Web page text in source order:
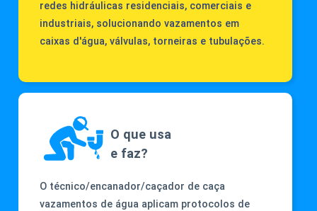
redes hidráulicas residenciais, comerciais e
industriais, solucionando vazamentos em
caixas d'água, válvulas, torneiras e tubulações.
O que usa
e faz?
O técnico/encanador/caçador de caça
vazamentos de água aplicam protocolos de